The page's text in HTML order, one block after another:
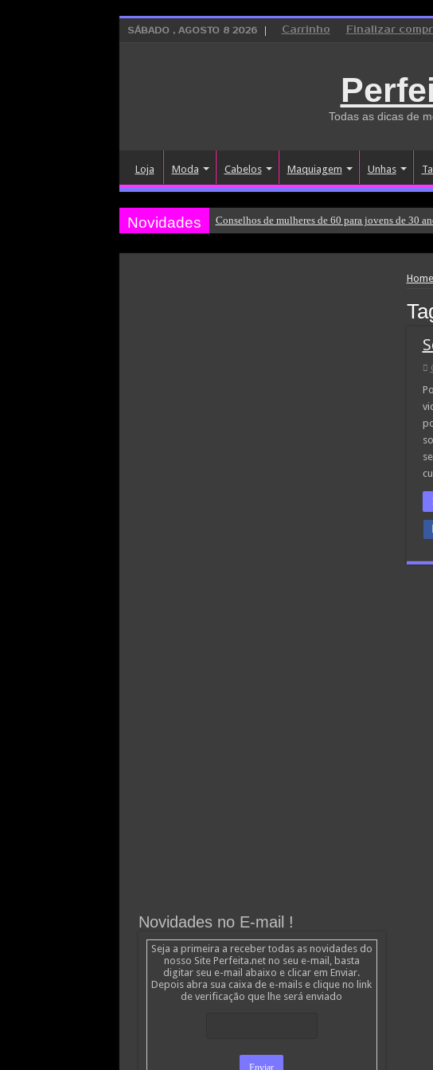
SÁBADO , AGOSTO 8 2026 Carrinho Finalizar
Todas as dicas de
Loja Moda Cabelos Maquiagem Unhas
Novidades Conselhos de mulheres de 60 para jovens de 30
Home
Novidades no E-mail !
Seja a primeira a receber todas as novidades do
nosso Site Perfeita.net no seu e-mail, basta
digitar seu e-mail abaixo e clicar em Enviar.
Depois abra sua caixa de e-mails e clique no link
de verificação que lhe será enviado